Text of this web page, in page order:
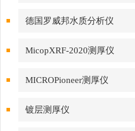
德国罗威邦水质分析仪
MicopXRF-2020测厚仪
MICROPioneer测厚仪
镀层测厚仪